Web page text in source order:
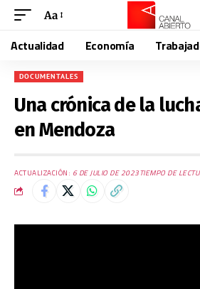
Aa
Actualidad Economía
DOCUMENTALES
Una crónica de la
en Mendoza
ACTUALIZACIÓN: 6 DE JULIO DE 2023TIEMPO DE